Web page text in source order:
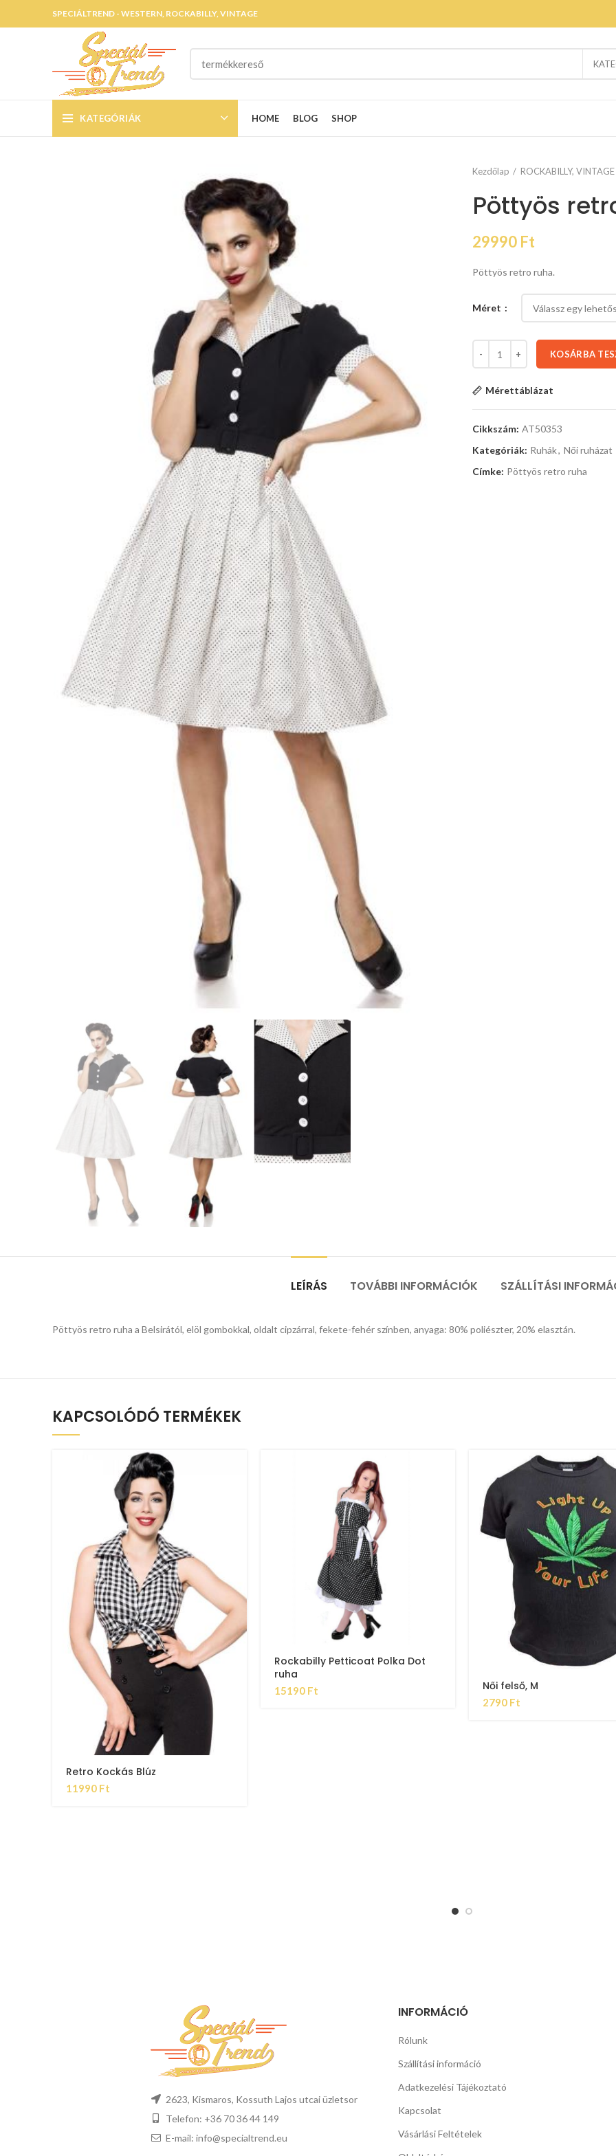
SPECIÁLTREND - WESTERN, ROCKABILLY, VINTAGE
KATEGÓRIÁK HOME BLOG SHOP
Kezdőlap ROCKABILLY, VINTAGE
Pöttyös
29990 Ft
Pöttyös retro ruha.
Méret
KOSÁRBA
Mérettáblázat
Cikkszám: AT50353
Kategóriák: Ruhák, Női ruházat
Címke: Pöttyös retro ruha
LEÍRÁS TOVÁBBI INFORMÁCIÓK SZÁLLÍTÁSI
Pöttyös retro ruha a Belsirától, elöl gombokkal, oldalt cipzárral, fekete-fehér színben, anyaga: 80% poliészter, 20% elasztán.
KAPCSOLÓDÓ TERMÉKEK
Retro Kockás Blúz
11990 Ft
Rockabilly Petticoat Polka Dot
ruha
15190 Ft Női felső, M
2790 Ft
2623, Kismaros, Kossuth Lajos utcai üzletsor
Telefon: +36 70 36 44 149
E-mail: info@specialtrend.eu
INFORMÁCIÓ
Rólunk
Szállítási információ
Adatkezelési Tájékoztató
Kapcsolat
Vásárlási Feltételek